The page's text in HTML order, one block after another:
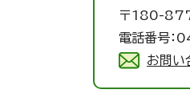
〒180-
電話番号
お問い